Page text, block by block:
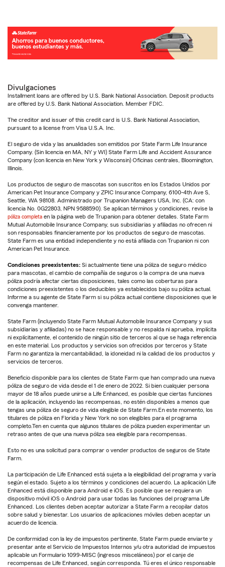
Divulgaciones
Installment loans are offered by U.S. Bank National Association. Deposit products
are offered by U.S. Bank National Association. Member FDIC.
The creditor and issuer of this credit card is U.S. Bank National Association,
pursuant to a license from Visa U.S.A. Inc.
El seguro de vida y las anualidades son emitidos por State Farm Life Insurance
Company. (Sin licencia en MA, NY y WI) State Farm Life and Accident Assurance
Company (con licencia en New York y Wisconsin) Oficinas centrales, Bloomington,
Illinois.
Los productos de seguro de mascotas son suscritos en los Estados Unidos por
American Pet Insurance Company y ZPIC Insurance Company, 6100-4th Ave S,
Seattle, WA 98108. Administrado por Trupanion Managers USA, Inc. (CA: con
licencia No. 0G22803, NPN 9588590). Se aplican términos y condiciones, revise la
póliza completa en la página web de Trupanion para obtener detalles. State Farm
Mutual Automobile Insurance Company, sus subsidiarias y afiliadas no ofrecen ni
son responsables financieramente por los productos de seguro de mascotas.
State Farm es una entidad independiente y no está afiliada con Trupanion ni con
American Pet Insurance.
Condiciones preexistentes: Si actualmente tiene una póliza de seguro médico
para mascotas, el cambio de compañía de seguros o la compra de una nueva
póliza podría afectar ciertas disposiciones, tales como las coberturas para
condiciones preexistentes o los deducibles ya establecidos bajo su póliza actual.
Informe a su agente de State Farm si su póliza actual contiene disposiciones que le
convenga mantener.
State Farm (incluyendo State Farm Mutual Automobile Insurance Company y sus
subsidiarias y afiliadas) no se hace responsable y no respalda ni aprueba, implícita
ni explícitamente, el contenido de ningún sitio de terceros al que se haga referencia
en este material. Los productos y servicios son ofrecidos por terceros y State
Farm no garantiza la mercantabilidad, la idoneidad ni la calidad de los productos y
servicios de terceros.
Beneficio disponible para los clientes de State Farm que han comprado una nueva
póliza de seguro de vida desde el 1 de enero de 2022. Si bien cualquier persona
mayor de 18 años puede unirse a Life Enhanced, es posible que ciertas funciones
de la aplicación, incluyendo las recompensas, no estén disponibles a menos que
tengas una póliza de seguro de vida elegible de State Farm.En este momento, los
titulares de póliza en Florida y New York no son elegibles para el programa
completo.Ten en cuenta que algunos titulares de póliza pueden experimentar un
retraso antes de que una nueva póliza sea elegible para recompensas.
Esto no es una solicitud para comprar o vender productos de seguros de State
Farm.
La participación de Life Enhanced está sujeta a la elegibilidad del programa y varía
según el estado. Sujeto a los términos y condiciones del acuerdo. La aplicación Life
Enhanced está disponible para Android e iOS. Es posible que se requiera un
dispositivo móvil iOS o Android para usar todas las funciones del programa Life
Enhanced. Los clientes deben aceptar autorizar a State Farm a recopilar datos
sobre salud y bienestar. Los usuarios de aplicaciones móviles deben aceptar un
acuerdo de licencia.
De conformidad con la ley de impuestos pertinente, State Farm puede enviarte y
presentar ante el Servicio de Impuestos Internos y/u otra autoridad de impuestos
aplicable un Formulario 1099-MISC (ingresos misceláneos) por el canje de
recompensas de Life Enhanced, según corresponda. Tú eres el único responsable